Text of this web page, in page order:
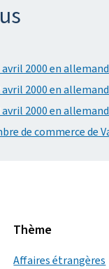
2000 en allemand
2000 en allemand
2000 en allemand
de commerce de
Thème
Affaires étrangères